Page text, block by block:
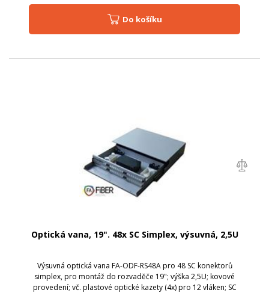
Do košíku
Optická vana, 19". 48x SC Simplex, výsuvná, 2,5U
Výsuvná optická vana FA-ODF-RS48A pro 48 SC konektorů
simplex, pro montáž do rozvaděče 19"; výška 2,5U; kovové
provedení; vč. plastové optické kazety (4x) pro 12 vláken; SC